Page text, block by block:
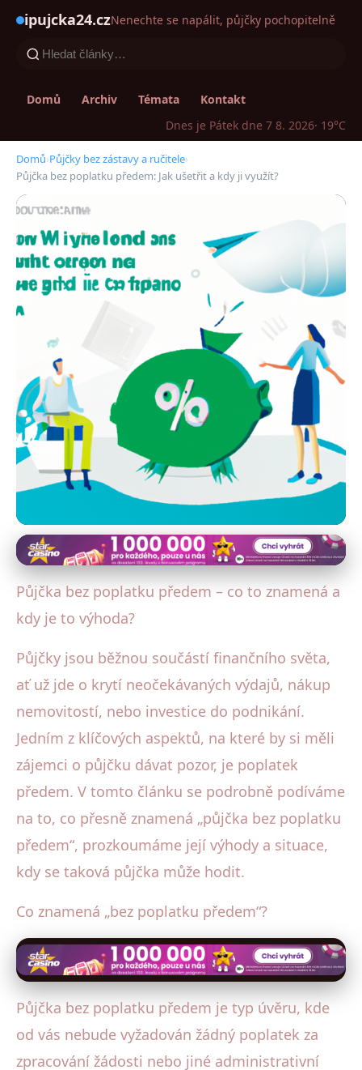
ipujcka24.czNenechte se napálit, půjčky pochopitelně
Domů Archiv Témata
Kontakt
Dnes je Pátek dne 7 8. 2026· 19°C
Domů›Půjčky bez zástavy a ručitele›
Půjčka bez poplatku předem: Jak ušetřit a kdy ji využít?
Půjčky bez zástavy a ručitele
Půjčka bez poplatku předem: Jak
ušetřit a kdy ji využít?
15. 5. 2025· 4 min čtení · Autor: Michal Hruška
Půjčka bez poplatku předem – co to znamená a
kdy je to výhoda?
Půjčky jsou běžnou součástí finančního světa,
ať už jde o krytí neočekávaných výdajů, nákup
nemovitostí, nebo investice do podnikání.
Jedním z klíčových aspektů, na které by si měli
zájemci o půjčku dávat pozor, je poplatek
předem. V tomto článku se podrobně podíváme
na to, co přesně znamená „půjčka bez poplatku
předem“, prozkoumáme její výhody a situace,
kdy se taková půjčka může hodit.
Co znamená „bez poplatku předem“?
Půjčka bez poplatku předem je typ úvěru, kde
od vás nebude vyžadován žádný poplatek za
zpracování žádosti nebo jiné administrativní